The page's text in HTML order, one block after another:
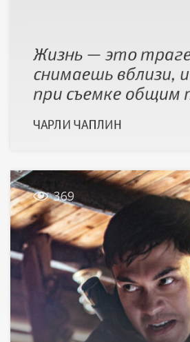
 369